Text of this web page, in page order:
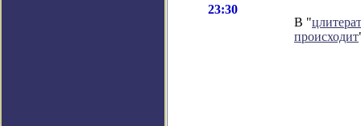
23:30
В "
происходит